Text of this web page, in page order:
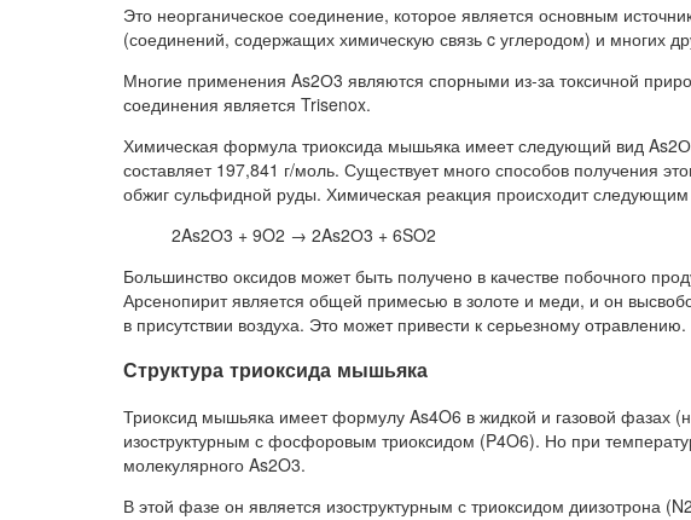
Это неорганическое соединение, которое является основным
(соединений, содержащих химическую связь c углеродом) и многих
Многие применения As2О3 являются спорными из-за токсичной
соединения является Trisenox.
Химическая формула триоксида мышьяка имеет следующий вид
составляет 197,841 г/моль. Существует много способов получения
обжиг сульфидной руды. Химическая реакция происходит
2As2О3 + 9O2 → 2As2О3 + 6SO2
Большинство оксидов может быть получено в качестве побочного
Арсенопирит является общей примесью в золоте и меди, и он
в присутствии воздуха. Это может привести к серьезному отравлению.
Структура триоксида мышьяка
Триоксид мышьяка имеет формулу As4O6 в жидкой и газовой фазах
изоструктурным с фосфоровым триоксидом (P4O6). Но при
молекулярного As2O3.
В этой фазе он является изоструктурным с триоксидом диизотрона